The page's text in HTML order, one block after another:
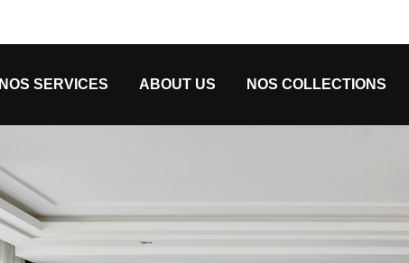
NOS SERVICES ABOUT US NOS COLLECTIONS